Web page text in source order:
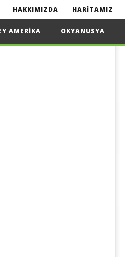
HAKKIMIZDA HARITAMIZ
AMERIKA OKYANUSYA